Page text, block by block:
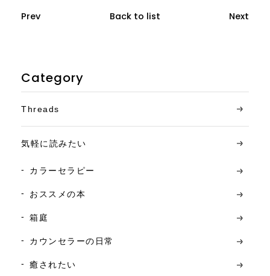
Prev Back to list Next
Category
Threads
気軽に読みたい
カラーセラピー
おススメの本
箱庭
カウンセラーの日常
癒されたい